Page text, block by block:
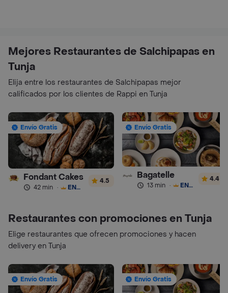
Mejores Restaurantes de Salchipapas en
Tunja
Elija entre los restaurantes de Salchipapas mejor
calificados por los clientes de Rappi en Tunja
Envío Gratis
Fondant Cakes
42 min · ENVÍO GRATIS
4.5
Envío Gratis
Bagatelle
13 min · ENVÍO GRATIS
4.4
Restaurantes con promociones en Tunja
Elige restaurantes que ofrecen promociones y hacen
delivery en Tunja
Envío Gratis Envío Gratis